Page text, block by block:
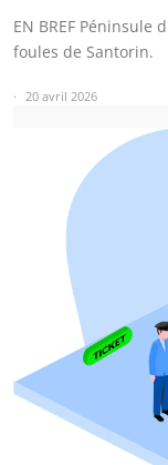
EN BREF Péninsule
foules de Santorin.
20 avril 2026